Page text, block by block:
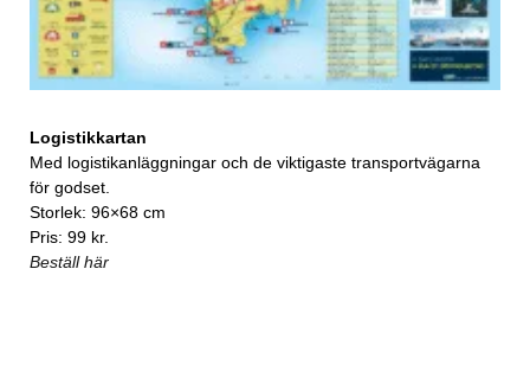
Logistikkartan
Med logistikanläggningar och de viktigaste transportvägarna
för godset.
Storlek: 96×68 cm
Pris: 99 kr.
Beställ här